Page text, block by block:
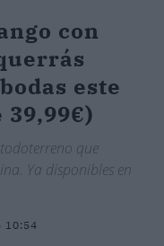
con
este
39,99€)
que
Ya disponibles en
10:54